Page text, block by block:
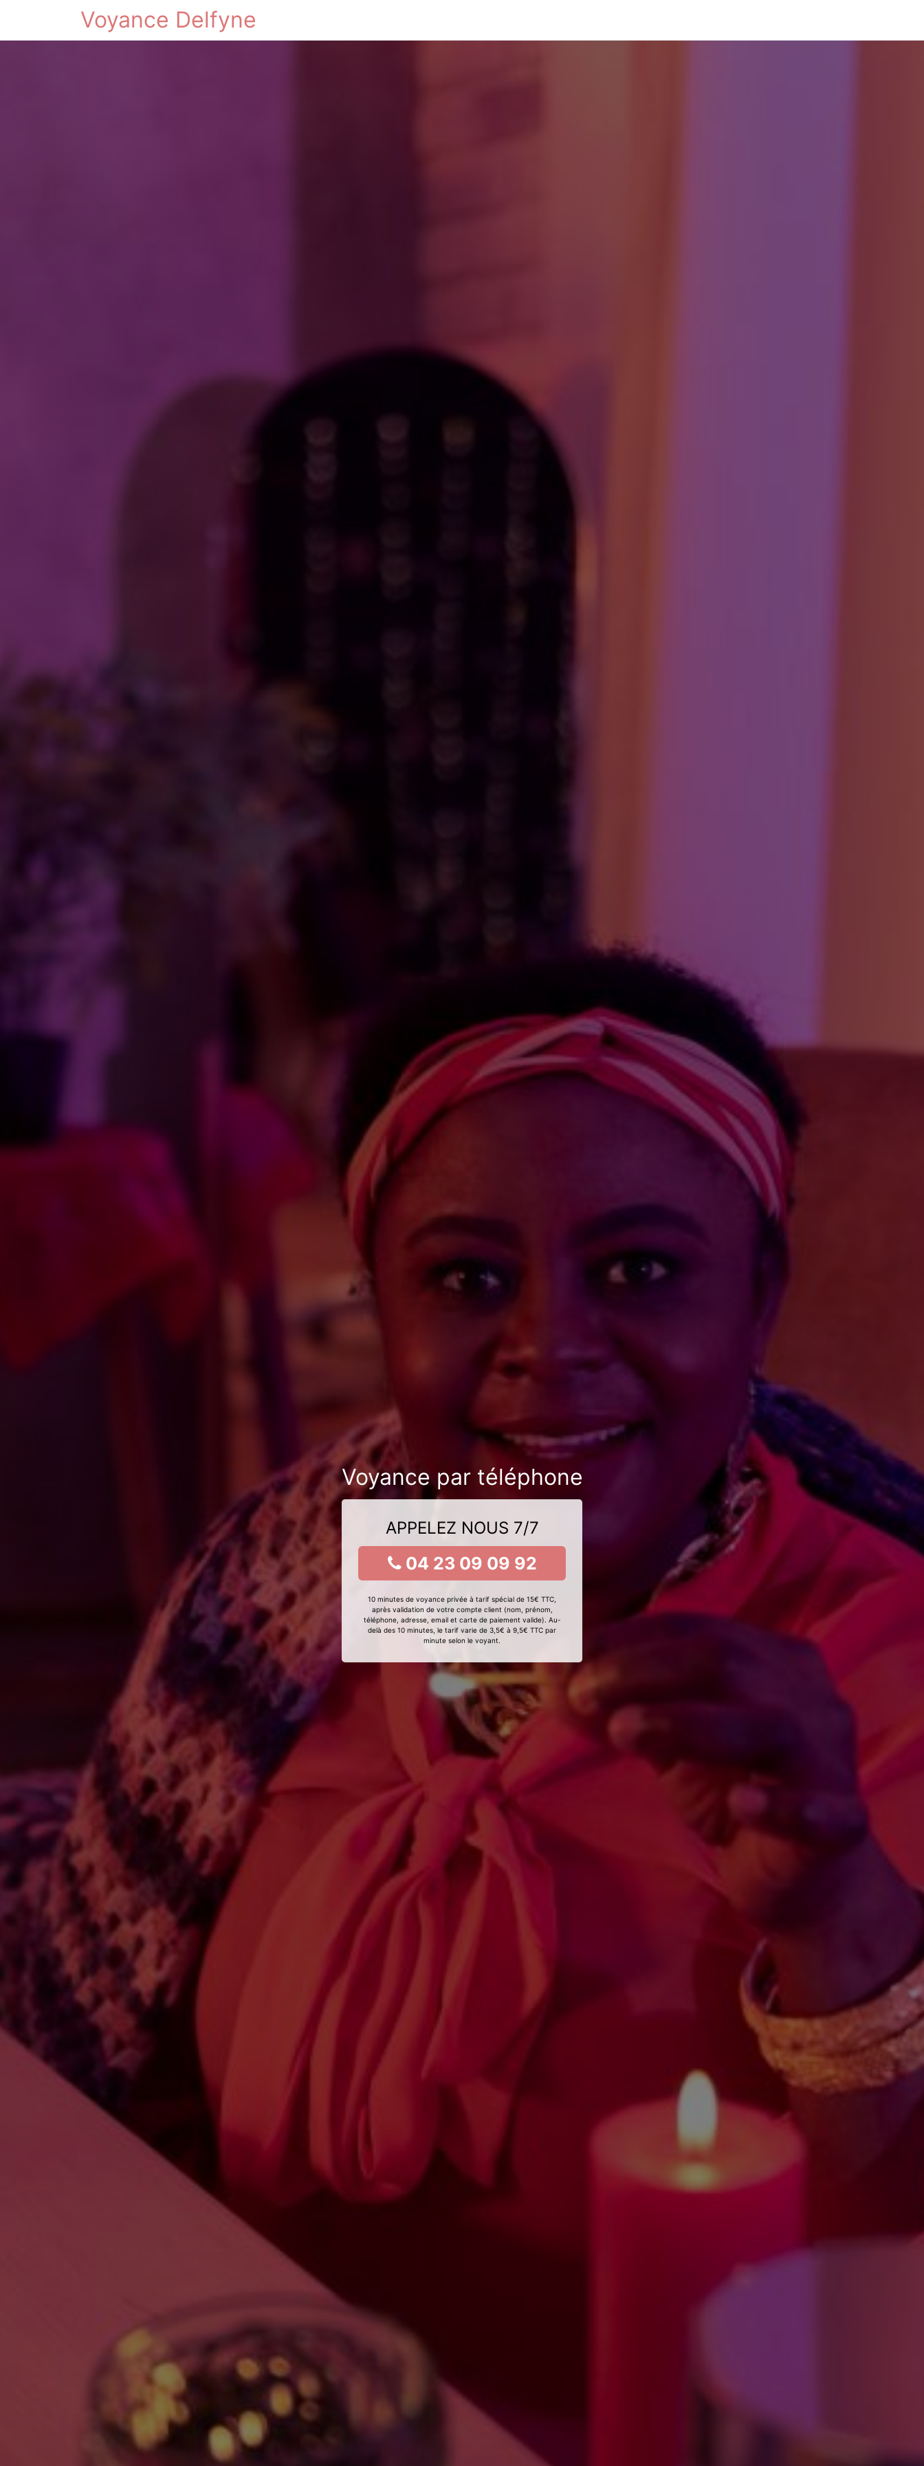
Voyance Delfyne
Voyance par téléphone
APPELEZ NOUS 7/7
04 23 09 09 92
10 minutes de voyance privée à tarif spécial de 15€ TTC,
après validation de votre compte client (nom, prénom,
téléphone, adresse, email et carte de paiement valide). Au-
delà des 10 minutes, le tarif varie de 3,5€ à 9,5€ TTC par
minute selon le voyant.